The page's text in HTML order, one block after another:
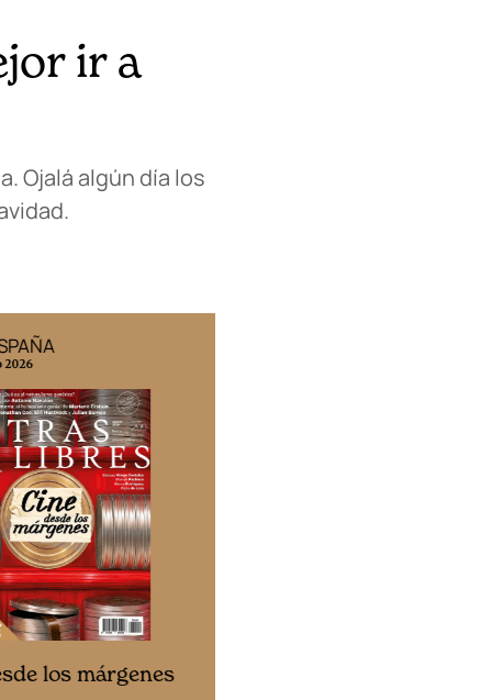
ir a
Ojalá algún día los
2026
los márgenes